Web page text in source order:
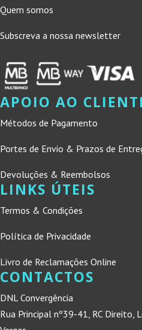
Quem somos
Subscreva a nossa newsletter
APOIO AO
Métodos de Pagamento
Portes de Envio & Prazos de
Devoluções & Reembolsos
LINKS ÚTEIS
Termos & Condições
Política de Privacidade
Livro de Reclamações Online
CONTACTOS
DNL Convergência
Rua Principal nº39-41, RC Direito,